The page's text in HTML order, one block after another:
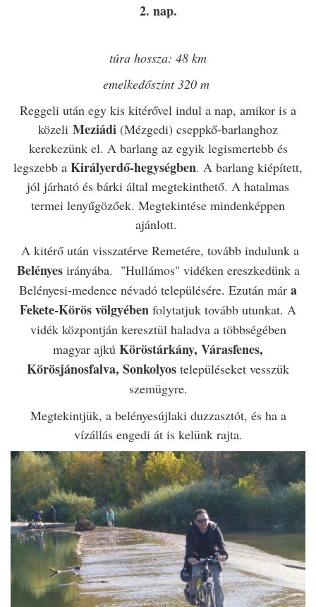
2. nap.
túra hossza: 48 km
emelkedőszint 320 m
Reggeli után egy kis kitérővel indul a nap, amikor is a
közeli Meziádi (Mézgedi) cseppkő-barlanghoz
kerekezünk el. A barlang az egyik legismertebb és
legszebb a Királyerdő-hegységben. A barlang kiépített,
jól járható és bárki által megtekinthető. A hatalmas
termei lenyűgözőek. Megtekintése mindenképpen
ajánlott.
A kitérő után visszatérve Remetére, tovább indulunk a
Belényesirányába. "Hullámos" vidéken ereszkedünk a
Belényesi-medence névadó településére. Ezután már a
Fekete-Körös völgyében folytatjuk tovább utunkat. A
vidék központján keresztül haladva a többségében
magyar ajkú Köröstárkány, Várasfenes,
Körösjánosfalva, Sonkolyos településeket vesszük
szemügyre.
Megtekintjük, a belényesújlaki duzzasztót, és ha a
vízállás engedi át is kelünk rajta.